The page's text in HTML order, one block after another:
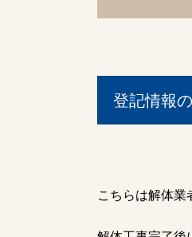
登記情報
こちらは解体業